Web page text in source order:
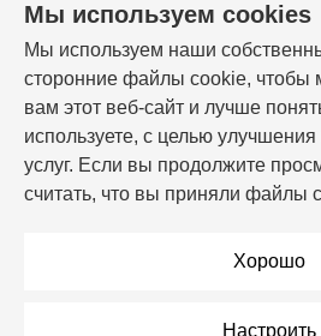
Мы используем cookies
Мы используем наши
сторонние файлы cookie, чтобы
вам этот веб-сайт и лучше
используете, с целью
услуг. Если вы продолжите
считать, что вы приняли файлы
Хорошо
Настроить
+375(44) 541-80-80
info@i-ven.by
Мы в мессенджерах:
Режим работы: Пн–Пт: